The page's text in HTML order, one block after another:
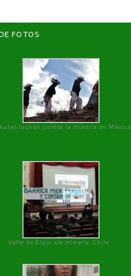
FOTOS
luchan contra la minería en México
Valle de Elqui sin minería. Chile